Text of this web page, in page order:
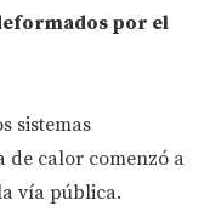
por el
sistemas
de calor comenzó a
vía pública.